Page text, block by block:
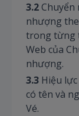
3.2 Chuyển
nhượng
trong từng
Web của
nhượng.
3.3 Hiệu
có tên và
Vé.